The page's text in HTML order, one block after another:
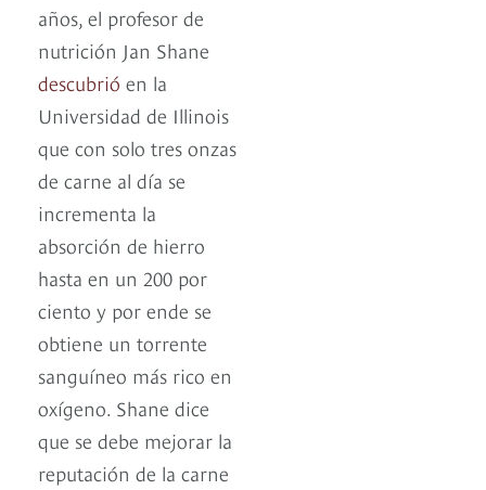
años, el profesor de
nutrición Jan Shane
descubrió en la
Universidad de Illinois
que con solo tres onzas
de carne al día se
incrementa la
absorción de hierro
hasta en un 200 por
ciento y por ende se
obtiene un torrente
sanguíneo más rico en
oxígeno. Shane dice
que se debe mejorar la
reputación de la carne